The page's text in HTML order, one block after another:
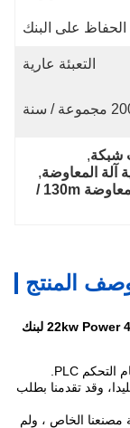
الحفاظ على البنك
التعبئة عارية
/ سنة
,
,
شبكة سلكية آلة المعاوضة 130m /
المنتج
آلة شبكة التراب الأوتوماتيكية 22kw Power 4x1m Wire Netting لبنك
، وقد تقدمنا ​​بطلب
الخاص ، ولم